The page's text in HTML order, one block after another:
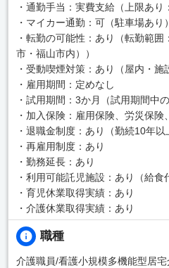
・通勤手当：実費支給（上限あり
・マイカー通勤：可（駐車場あり）
・転勤の可能性：あり（転勤範
市・福山市内））
・受動喫煙対策：あり（屋内・施
・雇用期間：定めなし
・試用期間：3か月（試用期間中
・加入保険：雇用保険、労災保
・退職金制度：あり（勤続10年以
・再雇用制度：あり
・勤務延長：あり
・利用可能託児施設：あり（給食
・育児休業取得実績：あり
・介護休業取得実績：あり
職種
介護職員/看護小規模多機能型居宅